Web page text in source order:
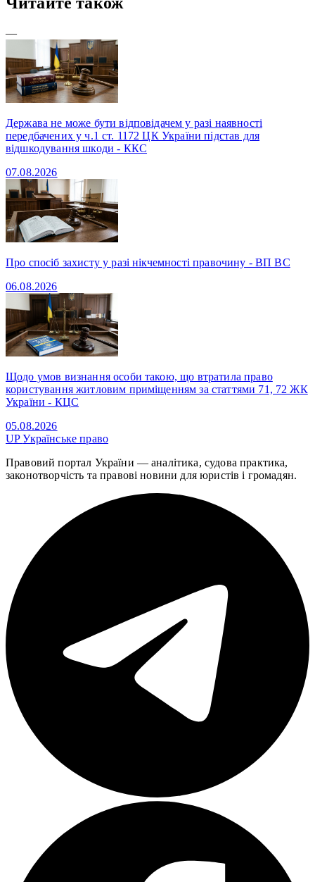
—
Держава не може бути відповідачем у разі наявності
передбачених у ч.1 ст. 1172 ЦК України підстав для
відшкодування шкоди - ККС
07.08.2026
Про спосіб захисту у разі нікчемності правочину - ВП ВС
06.08.2026
Щодо умов визнання особи такою, що втратила право
користування житловим приміщенням за статтями 71, 72 ЖК
України - КЦС
05.08.2026
UPУкраїнське право
Правовий портал України — аналітика, судова практика,
законотворчість та правові новини для юристів і громадян.